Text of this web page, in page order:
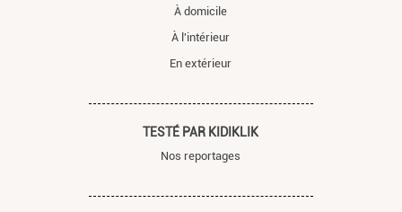
À domicile
À l'intérieur
En extérieur
TESTÉ PAR KIDIKLIK
Nos reportages